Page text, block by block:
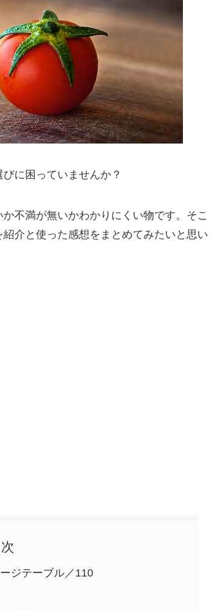
に困っていませんか？
不満が無いかわかりにくい物です。そこ
介と使った感想をまとめてみたいと思い
ジテーブル／110